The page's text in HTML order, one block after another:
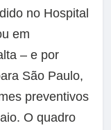
no Hospital
em
– e por
São Paulo,
preventivos
O quadro